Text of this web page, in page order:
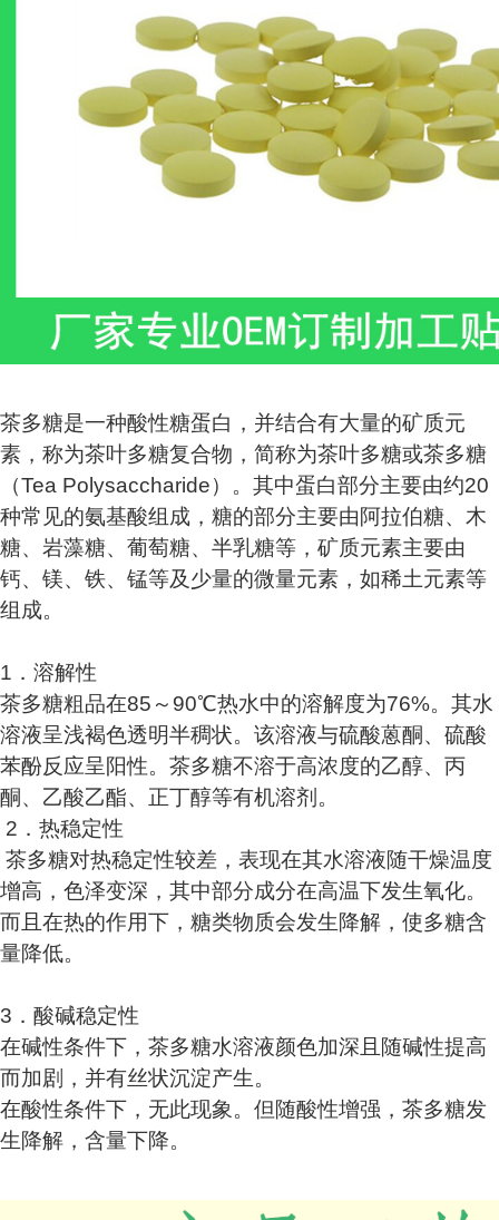
茶多糖是一种酸性糖蛋白，并结合有大量的矿质元
素，称为茶叶多糖复合物，简称为茶叶多糖或茶多糖
（Tea Polysaccharide）。其中蛋白部分主要由约20
种常见的氨基酸组成，糖的部分主要由阿拉伯糖、木
糖、岩藻糖、葡萄糖、半乳糖等，矿质元素主要由
钙、镁、铁、锰等及少量的微量元素，如稀土元素等
组成。
1．溶解性
茶多糖粗品在85～90℃热水中的溶解度为76%。其水
溶液呈浅褐色透明半稠状。该溶液与硫酸蒽酮、硫酸
苯酚反应呈阳性。茶多糖不溶于高浓度的乙醇、丙
酮、乙酸乙酯、正丁醇等有机溶剂。
2．热稳定性
茶多糖对热稳定性较差，表现在其水溶液随干燥温度
增高，色泽变深，其中部分成分在高温下发生氧化。
而且在热的作用下，糖类物质会发生降解，使多糖含
量降低。
3．酸碱稳定性
在碱性条件下，茶多糖水溶液颜色加深且随碱性提高
而加剧，并有丝状沉淀产生。
在酸性条件下，无此现象。但随酸性增强，茶多糖发
生降解，含量下降。